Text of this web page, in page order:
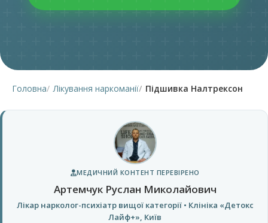
Головна Лікування наркоманії Підшивка Налтрексон
МЕДИЧНИЙ КОНТЕНТ ПЕРЕВІРЕНО
Артемчук Руслан Миколайович
Лікар нарколог-психіатр вищої категорії • Клініка «Детокс
Лайф+», Київ